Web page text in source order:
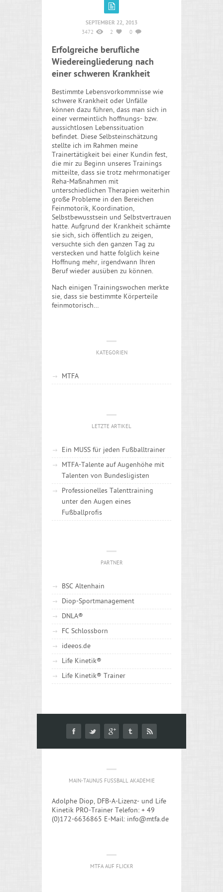
SEPTEMBER 22, 2013
3472 2 0
Erfolgreiche berufliche
Wiedereingliederung nach
einer schweren Krankheit
Bestimmte Lebensvorkommnisse wie
schwere Krankheit oder Unfälle
können dazu führen, dass man sich in
einer vermeintlich hoffnungs- bzw.
aussichtlosen Lebenssituation
befindet. Diese Selbsteinschätzung
stellte ich im Rahmen meine
Trainertätigkeit bei einer Kundin fest,
die mir zu Beginn unseres Trainings
mitteilte, dass sie trotz mehrmonatiger
Reha-Maßnahmen mit
unterschiedlichen Therapien weiterhin
große Probleme in den Bereichen
Feinmotorik, Koordination,
Selbstbewusstsein und Selbstvertrauen
hatte. Aufgrund der Krankheit schämte
sie sich, sich öffentlich zu zeigen,
versuchte sich den ganzen Tag zu
verstecken und hatte folglich keine
Hoffnung mehr, irgendwann Ihren
Beruf wieder ausüben zu können.
Nach einigen Trainingswochen merkte
sie, dass sie bestimmte Körperteile
feinmotorisch…
KATEGORIEN
MTFA
LETZTE ARTIKEL
Ein MUSS für jeden Fußballtrainer
MTFA-Talente auf Augenhöhe mit
Talenten von Bundesligisten
Professionelles Talenttraining
unter den Augen eines
Fußballprofis
PARTNER
BSC Altenhain
Diop-Sportmanagement
DNLA®
FC Schlossborn
ideeos.de
Life Kinetik®
Life Kinetik® Trainer
MAIN-TAUNUS FUSSBALL AKADEMIE
Adolphe Diop, DFB-A-Lizenz- und Life
Kinetik PRO-Trainer Telefon: + 49
(0)172-6636865 E-Mail: info@mtfa.de
MTFA AUF FLICKR